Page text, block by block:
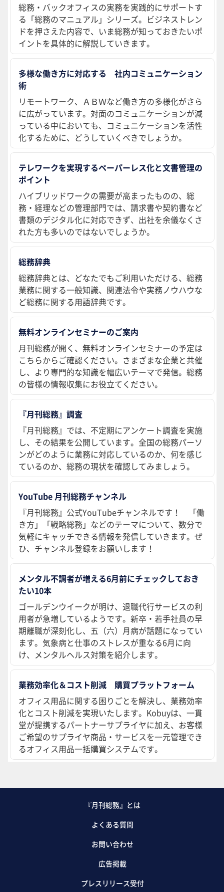
総務・バックオフィスの実務を実践的にサポートす
る「総務のマニュアル」シリーズ。ビジネストレン
ドを押さえた内容で、いま総務が知っておきたいポ
イントを具体的に解説していきます。
多様な働き方に対応する 社内コミュニケーション
術
リモートワーク、ＡＢＷなど働き方の多様化がさら
に広がっています。対面のコミュニケーションが減
っている中においても、コミュニケーションを活性
化するために、どうしていくべきでしょうか。
テレワークを実現するペーパーレス化と文書管理の
ポイント
ハイブリッドワークの需要が高まったものの、総
務・経理などの管理部門では、請求書や契約書など
書類のデジタル化に対応できず、出社を余儀なくさ
れた方も多いのではないでしょうか。
総務辞典
総務辞典とは、どなたでもご利用いただける、総務
業務に関する一般知識、関連法令や実務ノウハウな
ど総務に関する用語辞典です。
無料オンラインセミナーのご案内
月刊総務が開く、無料オンラインセミナーの予定は
こちらからご確認ください。さまざまな企業と共催
し、より専門的な知識を幅広いテーマで発信。総務
の皆様の情報収集にお役立てください。
『月刊総務』調査
『月刊総務』では、不定期にアンケート調査を実施
し、その結果を公開しています。全国の総務パーソ
ンがどのように業務に対応しているのか、何を感じ
ているのか、総務の現状を確認してみましょう。
YouTube 月刊総務チャンネル
『月刊総務』公式YouTubeチャンネルです！ 「働
き方」「戦略総務」などのテーマについて、数分で
気軽にキャッチできる情報を発信していきます。ぜ
ひ、チャンネル登録をお願いします！
メンタル不調者が増える6月前にチェックしておき
たい10本
ゴールデンウイークが明け、退職代行サービスの利
用者が急増しているようです。新卒・若手社員の早
期離職が深刻化し、五（六）月病が話題になってい
ます。気象病と仕事のストレスが重なる6月に向
け、メンタルヘルス対策を紹介します。
業務効率化＆コスト削減 購買プラットフォーム
オフィス用品に関する困りごとを解決し、業務効率
化とコスト削減を実現いたします。Kobuyは、一貫
堂が提携するパートナーサプライヤに加え、お客様
ご希望のサプライヤ商品・サービスを一元管理でき
るオフィス用品一括購買システムです。
『月刊総務』とは
よくある質問
お問い合わせ
広告掲載
プレスリリース受付